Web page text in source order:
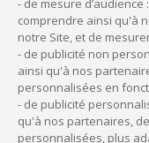
alors que les
ont été calculés
Avec l’assurance
ainsi en charge
mensualités qui
- de mesure
comprendre ainsi qu'à
notre Site, et de
- de publicité non
ainsi qu'à nos
personnalisées en
- de publicité
qu'à nos partenaires,
personnalisées, plus